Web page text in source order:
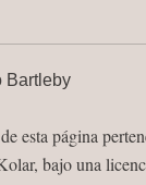
Bartleby
esta página
bajo una